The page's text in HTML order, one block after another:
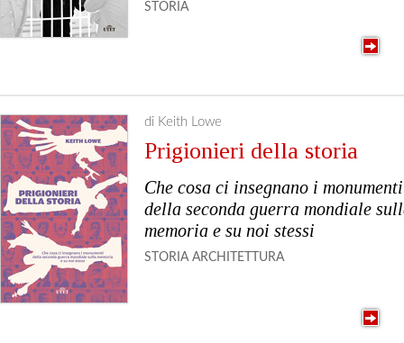
STORIA
di Keith Lowe
Prigionieri della storia
Che cosa ci insegnano i monumenti
della seconda guerra mondiale
memoria e su noi stessi
STORIA ARCHITETTURA